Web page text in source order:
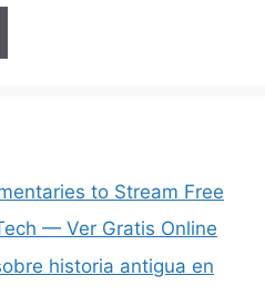
to Stream Free
— Ver Gratis Online
historia antigua en